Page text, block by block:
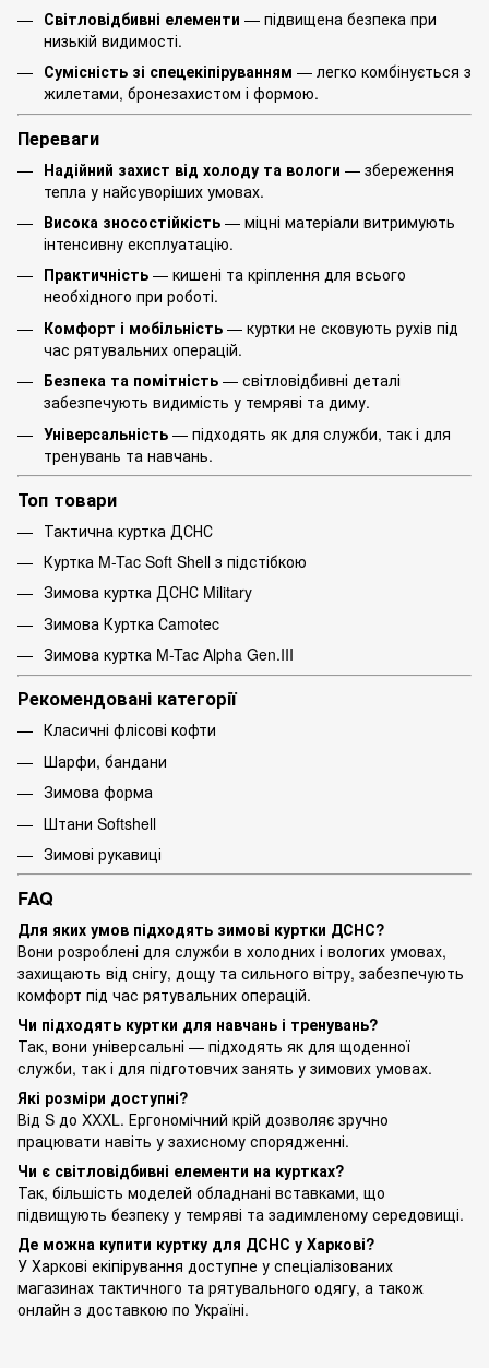
Світловідбивні елементи — підвищена безпека при
низькій видимості.
Сумісність зі спецекіпіруванням — легко комбінується з
жилетами, бронезахистом і формою.
Переваги
Надійний захист від холоду та вологи — збереження
тепла у найсуворіших умовах.
Висока зносостійкість — міцні матеріали витримують
інтенсивну експлуатацію.
Практичність — кишені та кріплення для всього
необхідного при роботі.
Комфорт і мобільність — куртки не сковують рухів під
час рятувальних операцій.
Безпека та помітність — світловідбивні деталі
забезпечують видимість у темряві та диму.
Універсальність — підходять як для служби, так і для
тренувань та навчань.
Топ товари
Тактична куртка ДСНС
Куртка M-Tac Soft Shell з підстібкою
Зимова куртка ДСНС Military
Зимова Куртка Сamotec
Зимова куртка M-Tac Alpha Gen.III
Рекомендовані категорії
Класичні флісові кофти
Шарфи, бандани
Зимова форма
Штани Softshell
Зимові рукавиці
FAQ
Для яких умов підходять зимові куртки ДСНС?
Вони розроблені для служби в холодних і вологих умовах,
захищають від снігу, дощу та сильного вітру, забезпечують
комфорт під час рятувальних операцій.
Чи підходять куртки для навчань і тренувань?
Так, вони універсальні — підходять як для щоденної
служби, так і для підготовчих занять у зимових умовах.
Які розміри доступні?
Від S до XXXL. Ергономічний крій дозволяє зручно
працювати навіть у захисному спорядженні.
Чи є світловідбивні елементи на куртках?
Так, більшість моделей обладнані вставками, що
підвищують безпеку у темряві та задимленому середовищі.
Де можна купити куртку для ДСНС у Харкові?
У Харкові екіпірування доступне у спеціалізованих
магазинах тактичного та рятувального одягу, а також
онлайн з доставкою по Україні.